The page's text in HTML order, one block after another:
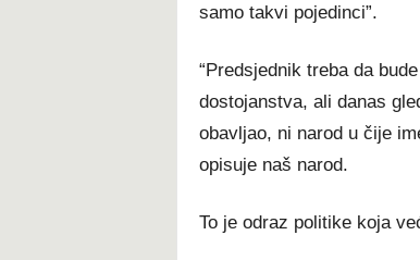
samo takvi pojedinci”.
“Predsjednik treba da
dostojanstva, ali danas
obavljao, ni narod u čije
opisuje naš narod.
To je odraz politike koja